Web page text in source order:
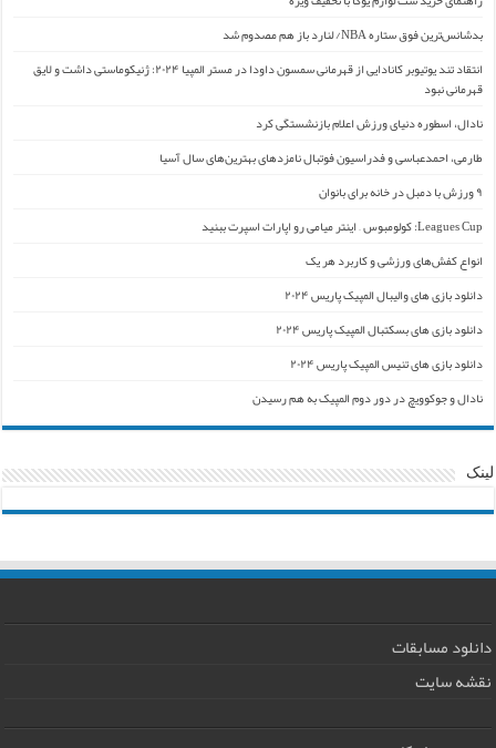
بدشانس‌ترین فوق ستاره NBA/ لنارد باز هم مصدوم شد
انتقاد تند یوتیوبر کانادایی از قهرمانی سمسون داودا در مستر المپیا ۲۰۲۴: ژنیکوماستی داشت و لایق
قهرمانی نبود
نادال، اسطوره دنیای ورزش اعلام بازنشستگی کرد
طارمی، احمدعباسی و فدراسیون فوتبال نامزدهای بهترین‌های سال آسیا
۹ ورزش با دمبل در خانه برای بانوان
Leagues Cup: کولومبوس – اینتر میامی رو اپارات اسپرت ببنید
انواع کفش‌های ورزشی و کاربرد هر یک
دانلود بازی های والیبال المپیک پاریس ۲۰۲۴
دانلود بازی های بسکتبال المپیک پاریس ۲۰۲۴
دانلود بازی های تنیس المپیک پاریس ۲۰۲۴
نادال و جوکوویچ در دور دوم المپیک به هم رسیدن
لینک
دانلود مسابقات
نقشه سایت